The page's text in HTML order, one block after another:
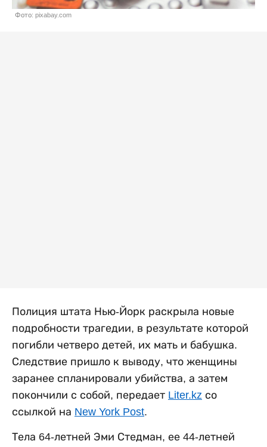
Фото: pixabay.com
Полиция штата Нью-Йорк раскрыла новые
подробности трагедии, в результате которой
погибли четверо детей, их мать и бабушка.
Следствие пришло к выводу, что женщины
заранее спланировали убийства, а затем
покончили с собой, передает Liter.kz со
ссылкой на New York Post.
Тела 64-летней Эми Стедман, ее 44-летней